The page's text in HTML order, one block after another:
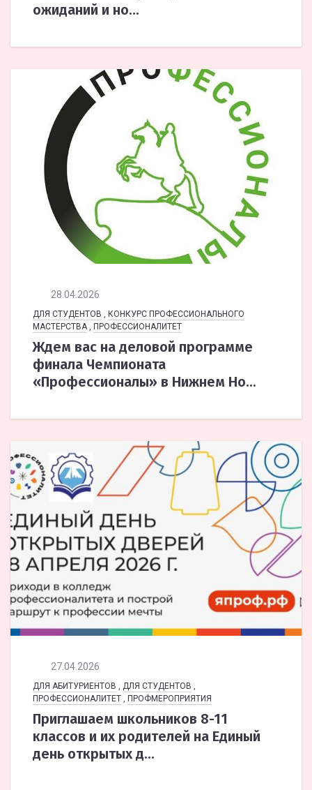
ожиданий и но...
28.04.2026
ДЛЯ СТУДЕНТОВ , КОНКУРС ПРОФЕССИОНАЛЬНОГО
МАСТЕРСТВА, ПРОФЕССИОНАЛИТЕТ
Ждем вас на деловой программе
финала Чемпионата
«Профессионалы» в Нижнем Но...
27.04.2026
ДЛЯ АБИТУРИЕНТОВ ДЛЯ СТУДЕНТОВ
ПРОФЕССИОНАЛИТЕТ
ПРОФМЕРОПРИЯТИЯ
Приглашаем школьников 8-11
классов и их родителей на Единый
день открытых д...